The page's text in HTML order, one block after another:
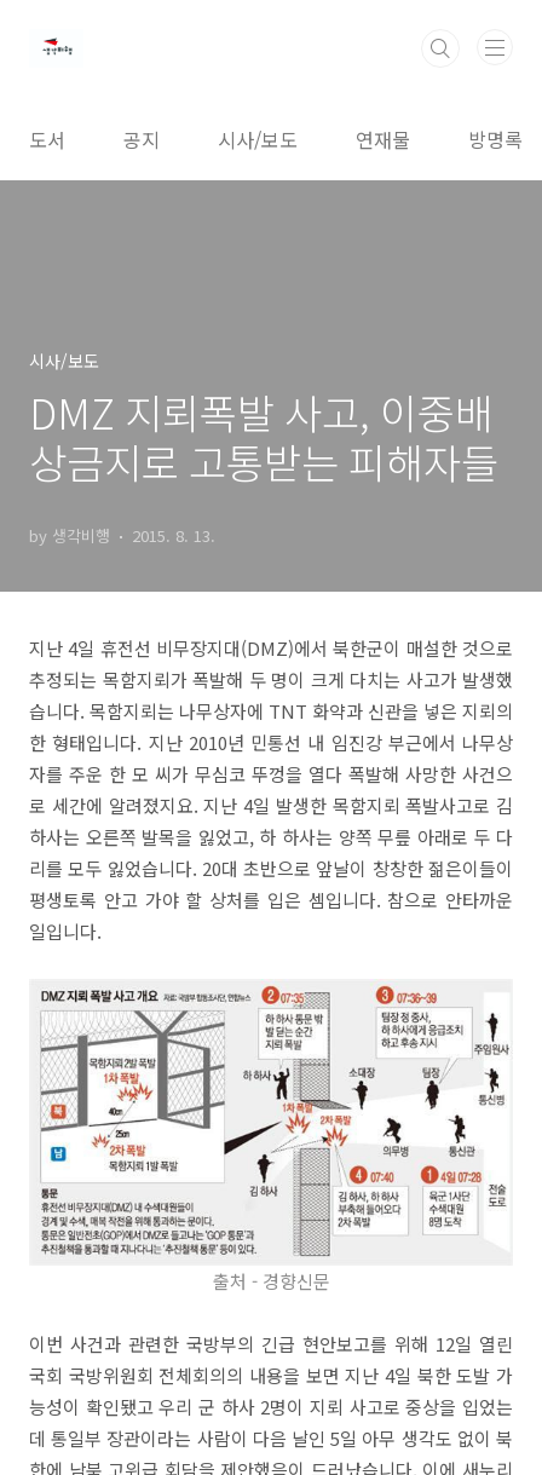
도서 공지 시사/보도 연재물 방명록
시사/보도
DMZ 지뢰폭발 사고, 이중배
상금지로 고통받는 피해자들
by 생각비행 2015. 8. 13.
지난 4일 휴전선 비무장지대(DMZ)에서 북한군이 매설한 것으로
추정되는 목함지뢰가 폭발해 두 명이 크게 다치는 사고가 발생했
습니다. 목함지뢰는 나무상자에 TNT 화약과 신관을 넣은 지뢰의
한 형태입니다. 지난 2010년 민통선 내 임진강 부근에서 나무상
자를 주운 한 모 씨가 무심코 뚜껑을 열다 폭발해 사망한 사건으
로 세간에 알려졌지요. 지난 4일 발생한 목함지뢰 폭발사고로 김
하사는 오른쪽 발목을 잃었고, 하 하사는 양쪽 무릎 아래로 두 다
리를 모두 잃었습니다. 20대 초반으로 앞날이 창창한 젊은이들이
평생토록 안고 가야 할 상처를 입은 셈입니다. 참으로 안타까운
일입니다.
출처 - 경향신문
이번 사건과 관련한 국방부의 긴급 현안보고를 위해 12일 열린
국회 국방위원회 전체회의의 내용을 보면 지난 4일 북한 도발 가
능성이 확인됐고 우리 군 하사 2명이 지뢰 사고로 중상을 입었는
데 통일부 장관이라는 사람이 다음 날인 5일 아무 생각도 없이 북
한에 남북 고위급 회담을 제안했음이 드러났습니다. 이에 새누리